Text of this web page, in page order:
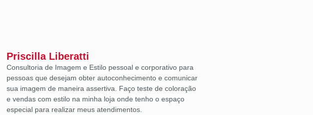
Priscilla Liberatti
Consultoria de Imagem e Estilo pessoal e corporativo para
pessoas que desejam obter autoconhecimento e comunicar
sua imagem de maneira assertiva. Faço teste de coloração
e vendas com estilo na minha loja onde tenho o espaço
especial para realizar meus atendimentos.